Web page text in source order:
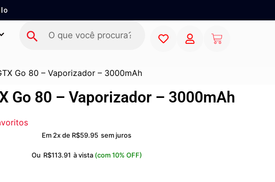
Go 80 – Vaporizador – 3000mAh
Go 80 – Vaporizador – 3000mAh
Em 2x de R$59.95 sem juros
Ou R$113.91 à vista (com 10% OFF)